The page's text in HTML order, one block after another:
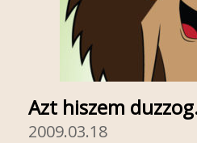
Azt hiszem
2009.03.18